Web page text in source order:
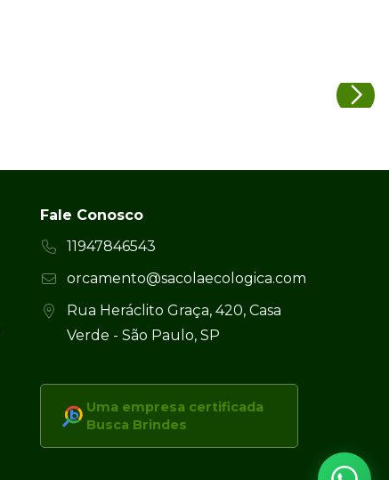
Fale Conosco
11947846543
orcamento@sacolaecologica.com
Rua Heráclito Graça, 420, Casa
Verde - São Paulo, SP
Uma empresa certificada
Busca Brindes